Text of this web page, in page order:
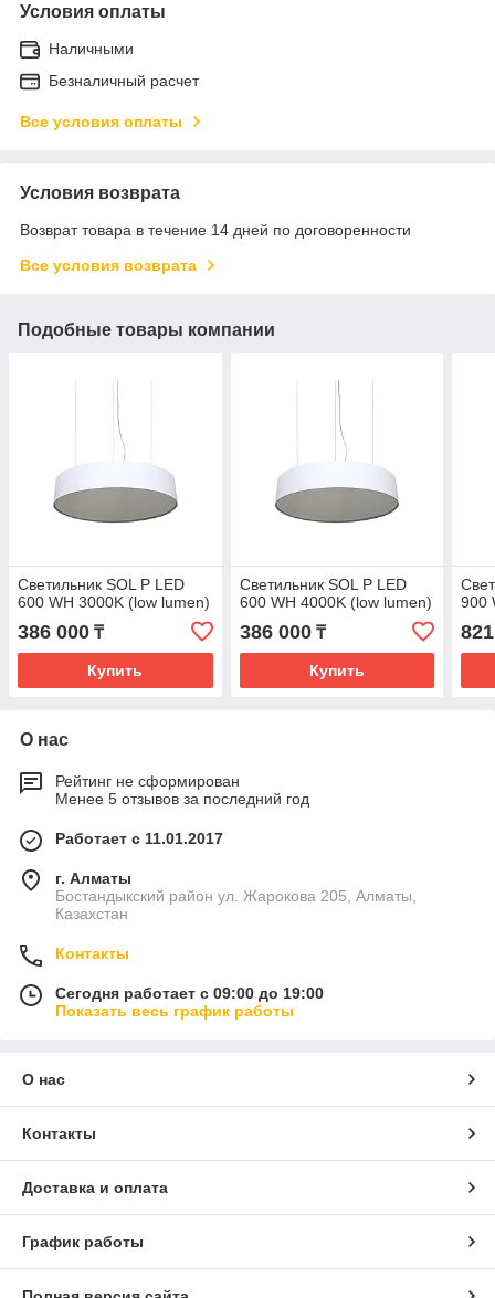
Условия оплаты
Наличными
Безналичный расчет
Все условия оплаты
Условия возврата
Возврат товара в течение 14 дней по договоренности
Все условия возврата
Подобные товары компании
Светильник SOL P LED
600 WH 3000K (low lumen)
386 000 ₸
Купить
Светильник SOL P LED
600 WH 4000K (low lumen)
386 000₸
Купить
900
О нас
Рейтинг не сформирован
Менее 5 отзывов за последний год
Работает с 11.01.2017
г. Алматы
Бостандыкский район ул. Жарокова 205, Алматы,
Казахстан
Контакты
Сегодня работает с 09:00 до 19:00
Показать весь график работы
О нас
Контакты
Доставка и оплата
График работы